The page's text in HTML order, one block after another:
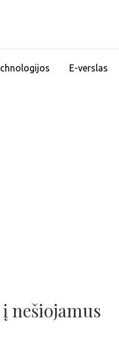
E-verslas
nešiojamus